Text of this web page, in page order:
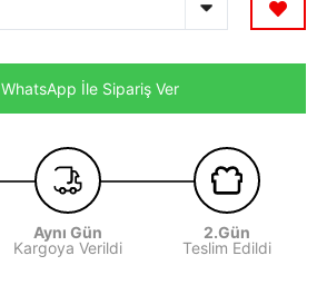
WhatsApp İle Sipariş Ver
Aynı Gün
Kargoya Verildi
2.Gün
Teslim Edildi